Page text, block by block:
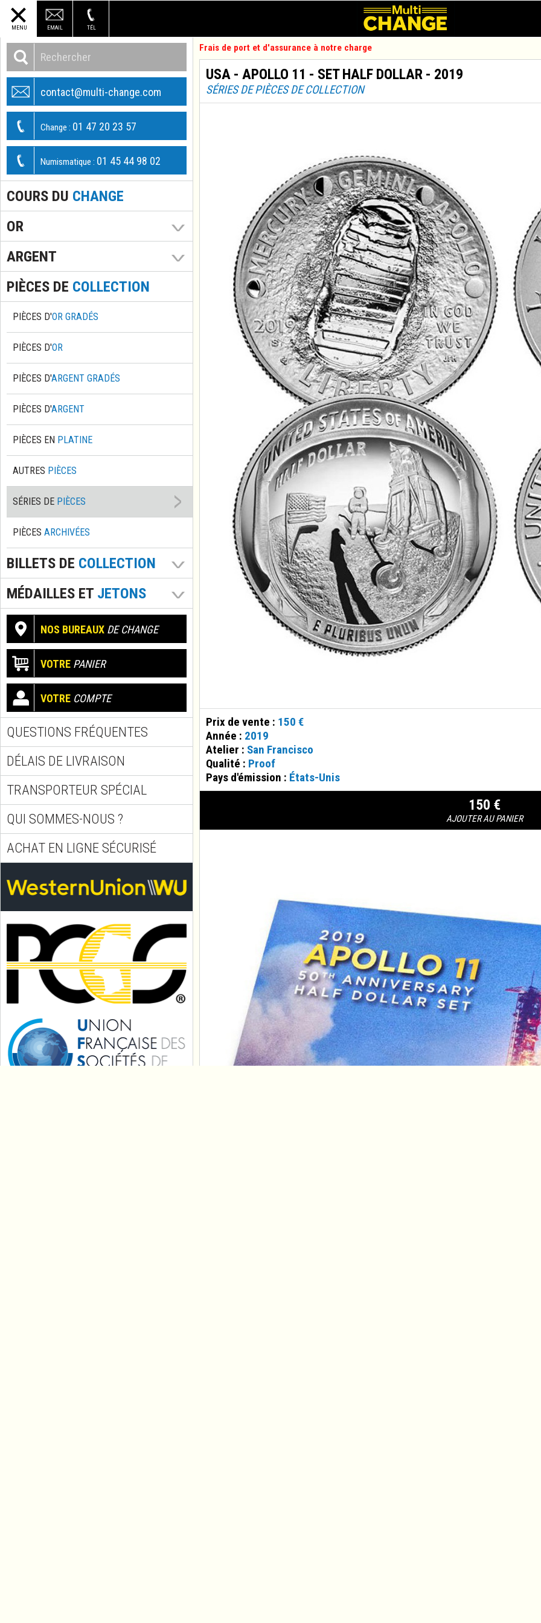
MENU EMAIL TÉL
contact@multi-change.com
Change : 01 47 20 23 57
Numismatique : 01 45 44 98 02
COURS DU CHANGE
OR
ARGENT
PIÈCES DE COLLECTION
PIÈCES D'OR GRADÉS
PIÈCES D'OR
PIÈCES D'ARGENT GRADÉS
PIÈCES D'ARGENT
PIÈCES EN PLATINE
AUTRES PIÈCES
SÉRIES DE PIÈCES
PIÈCES ARCHIVÉES
BILLETS DE COLLECTION
MÉDAILLES ET JETONS
NOS BUREAUX DE CHANGE
VOTRE PANIER
VOTRE COMPTE
QUESTIONS FRÉQUENTES
DÉLAIS DE LIVRAISON
TRANSPORTEUR SPÉCIAL
QUI SOMMES-NOUS ?
ACHAT EN LIGNE SÉCURISÉ
Frais de port et d'assurance à notre charge
USA - APOLLO 11 - SET HALF DOLLAR - 2019
SÉRIES DE PIÈCES DE COLLECTION
Prix de vente : 150 €
Année : 2019
Atelier : San Francisco
Qualité : Proof
Pays d'émission : États-Unis
150 €
AJOUTER AU PANIER